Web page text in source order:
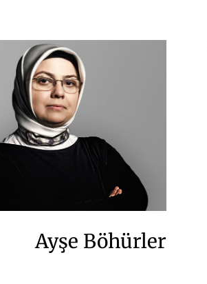
Ayşe Böhürler